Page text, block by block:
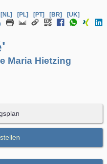
[NL] [PL] [PT] [BR]
[UK]
Maria Hietzing